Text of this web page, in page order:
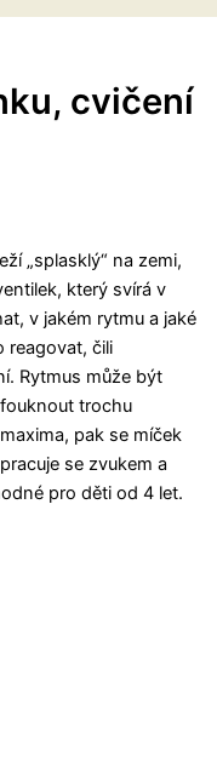
cvičení
„splasklý“ na zemi,
který svírá v
v jakém rytmu a jaké
reagovat, čili
Rytmus může být
trochu
pak se míček
se zvukem a
pro děti od 4 let.